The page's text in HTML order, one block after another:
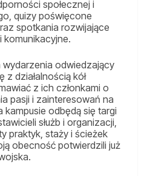
społecznej i
quizy poświęcone
spotkania rozwijające
wydarzenia odwiedzający
działalnością kół
z ich członkami o
pasji i zainteresowań na
odbędą się targi
służb i organizacji,
praktyk, staży i ścieżek
obecność potwierdzili już